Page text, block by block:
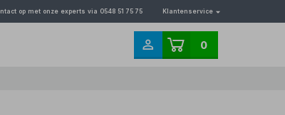
op met onze experts via 0548 51 75 75 Klantenservice
0